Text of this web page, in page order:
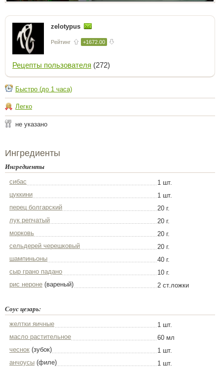
zelotypus
Рейтинг +1672.00
Рецепты пользователя (272)
Быстро (до 1 часа)
Легко
не указано
Ингредиенты
Ингредиенты
сибас
1 шт.
цуккини
1 шт.
перец болгарский
20 г.
лук репчатый
20 г.
морковь
20 г.
сельдерей черешковый
20 г.
шампиньоны
40 г.
сыр грано падано
10 г.
рис нероне (вареный) 2 ст.ложки
Соус цезарь:
желтки яичные
1 шт.
масло растительное
60 мл
чеснок (зубок)
1 шт.
анчоусы (филе)
1 шт.